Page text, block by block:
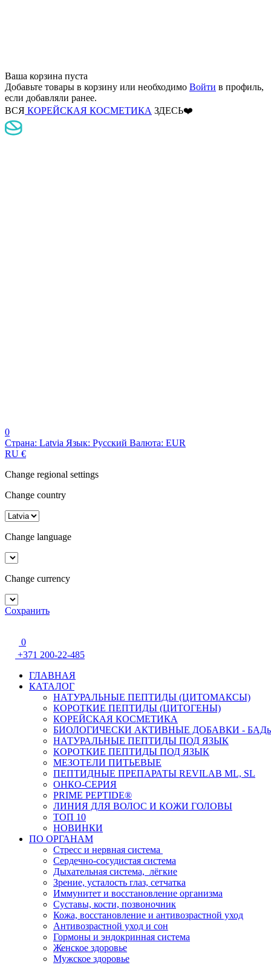
Ваша корзина пуста
Добавьте товары в корзину или необходимо Войти в профиль,
если добавляли ранее.
ВСЯ КОРЕЙСКАЯ КОСМЕТИКА ЗДЕСЬ❤️
0
Страна: Latvia Язык: Русский Валюта: EUR
RU €
Change regional settings
Change country
Change language
Change currency
Сохранить
0
+371 200-22-485
ГЛАВНАЯ
КАТАЛОГ
НАТУРАЛЬНЫЕ ПЕПТИДЫ (ЦИТОМАКСЫ)
КОРОТКИЕ ПЕПТИДЫ (ЦИТОГЕНЫ)
КОРЕЙСКАЯ КОСМЕТИКА
БИОЛОГИЧЕСКИ АКТИВНЫЕ ДОБАВКИ -
НАТУРАЛЬНЫЕ ПЕПТИДЫ ПОД ЯЗЫК
КОРОТКИЕ ПЕПТИДЫ ПОД ЯЗЫК
МЕЗОТЕЛИ ПИТЬЕВЫЕ
ПЕПТИДНЫЕ ПРЕПАРАТЫ REVILAB ML, SL
ОНКО-СЕРИЯ
PRIME PEPTIDE®
ЛИНИЯ ДЛЯ ВОЛОС И КОЖИ ГОЛОВЫ
ТОП 10
НОВИНКИ
ПО ОРГАНАМ
Стресс и нервная система
Сердечно-сосудистая система
Дыхательная система, лёгкие
Зрение, усталость глаз, сетчатка
Иммунитет и восстановление организма
Суставы, кости, позвоночник
Кожа, восстановление и антивозрастной уход
Антивозрастной уход и сон
Гормоны и эндокринная система
Женское здоровье
Мужское здоровье